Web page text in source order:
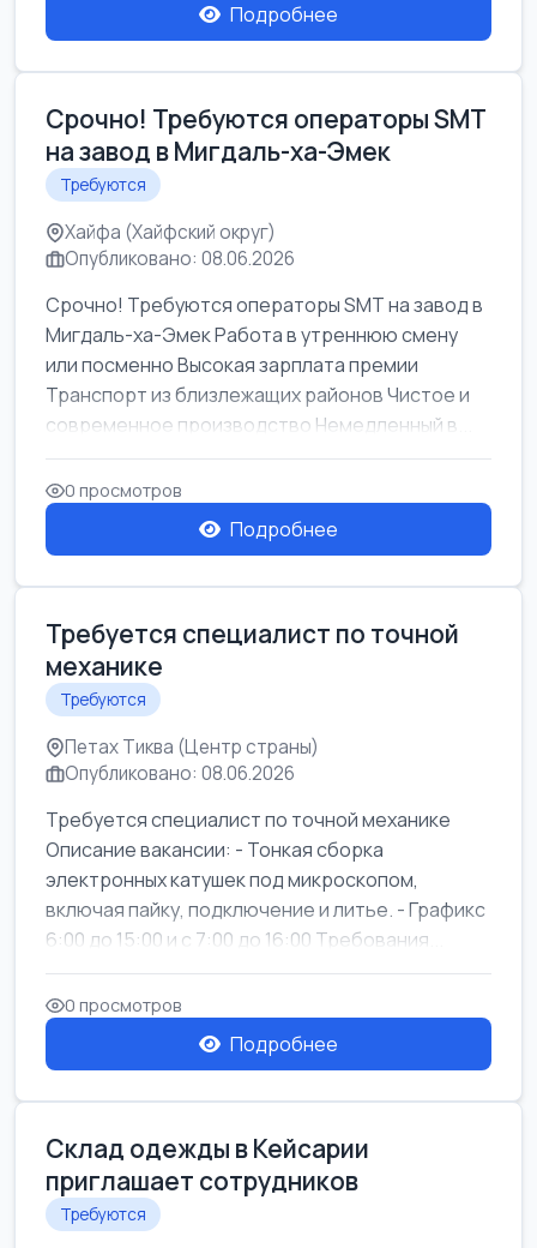
Подробнее
Срочно! Требуются операторы SMT
на завод в Мигдаль-ха-Эмек
Требуются
Хайфа (Хайфский округ)
Опубликовано: 08.06.2026
Срочно! Требуются операторы SMT на завод в
Мигдаль-ха-Эмек Работа в утреннюю смену
или посменно Высокая зарплата премии
Транспорт из близлежащих районов Чистое и
современное производство Немедленный в...
0 просмотров
Подробнее
Требуется специалист по точной
механике
Требуются
Петах Тиква (Центр страны)
Опубликовано: 08.06.2026
Требуется специалист по точной механике
Описание вакансии: - Тонкая сборка
электронных катушек под микроскопом,
включая пайку, подключение и литье. - Графикс
6:00 до 15:00 и с 7:00 до 16:00 Требования...
0 просмотров
Подробнее
Склад одежды в Кейсарии
приглашает сотрудников
Требуются